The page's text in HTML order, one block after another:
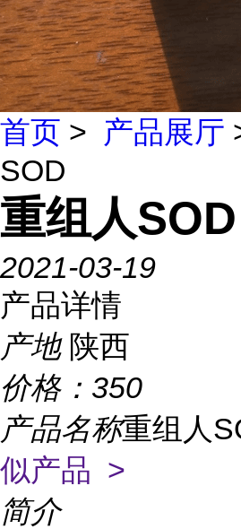
首页 > 产品展厅
SOD
重组人SOD
2021-03-19
产品详情
产地 陕西
价格： 350
产品名称重组人
似产品 >
简介